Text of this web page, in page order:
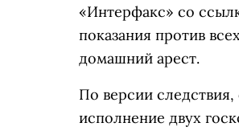
«Интерфакс» со
показания против
домашний арест.
По версии
исполнение двух